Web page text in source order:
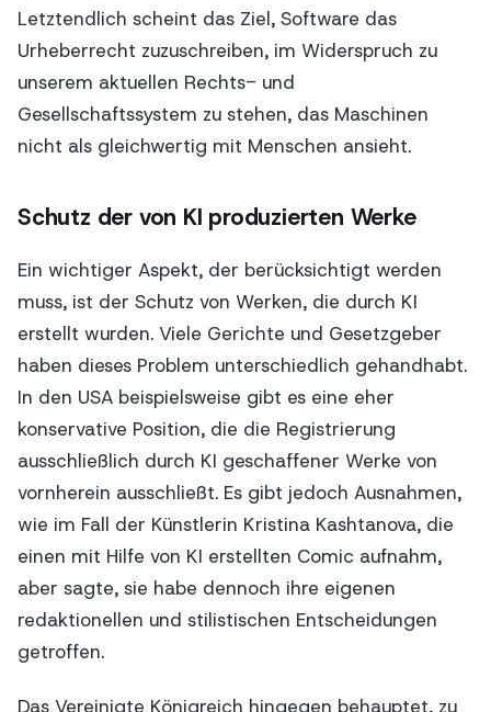
Letztendlich scheint das Ziel, Software das
Urheberrecht zuzuschreiben, im Widerspruch zu
unserem aktuellen Rechts- und
Gesellschaftssystem zu stehen, das Maschinen
nicht als gleichwertig mit Menschen ansieht.
Schutz der von KI produzierten Werke
Ein wichtiger Aspekt, der berücksichtigt werden
muss, ist der Schutz von Werken, die durch KI
erstellt wurden. Viele Gerichte und Gesetzgeber
haben dieses Problem unterschiedlich gehandhabt.
In den USA beispielsweise gibt es eine eher
konservative Position, die die Registrierung
ausschließlich durch KI geschaffener Werke von
vornherein ausschließt. Es gibt jedoch Ausnahmen,
wie im Fall der Künstlerin Kristina Kashtanova, die
einen mit Hilfe von KI erstellten Comic aufnahm,
aber sagte, sie habe dennoch ihre eigenen
redaktionellen und stilistischen Entscheidungen
getroffen.
Das Vereinigte Königreich hingegen behauptet, zu